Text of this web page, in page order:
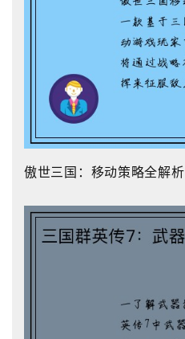
傲世三国：移动策略全解析